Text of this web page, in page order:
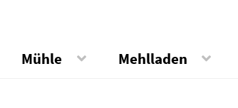
Mühle Mehlladen